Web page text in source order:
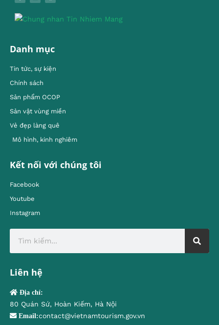
Danh mục
Tin tức, sự kiện
Chính sách
Sản phẩm OCOP
Sản vật vùng miền
Vẻ đẹp làng quê
Mô hình, kinh nghiêm
Kết nối với chúng tôi
Facebook
Youtube
Instagram
Liên hệ
Địa chỉ:
80 Quán Sứ, Hoàn Kiếm, Hà Nội
Email:contact@vietnamtourism.gov.vn